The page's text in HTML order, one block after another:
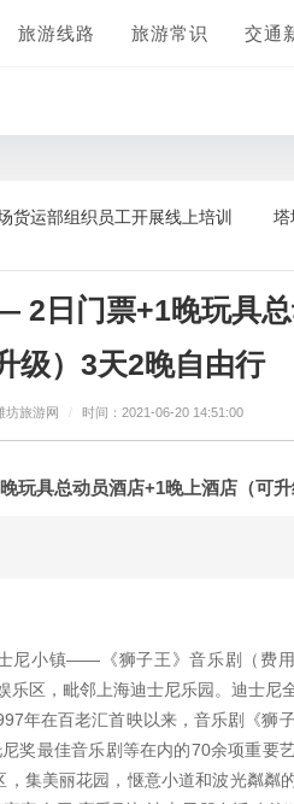
旅游线路 旅游常识 交通
织员工开展线上培训 塔城机场航
2日门票+1晚玩具
级）3天2晚自由行
坊旅游网 / 时间：2021-06-20 14:51:00
玩具总动员酒店+1晚上酒店（可
尼小镇——《狮子王》音乐剧（费
乐区，毗邻上海迪士尼乐园。迪士尼
年在百老汇首映以来，音乐剧《狮
奖最佳音乐剧等在内的70余项重要
集美丽花园，惬意小道和波光粼粼